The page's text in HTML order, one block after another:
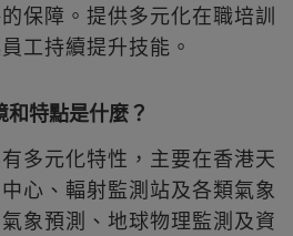
保障。提供多元化在職培訓
工持續提升技能。
特點是什麼？
多元化特性，主要在香港天
心、輻射監測站及各類氣象
象預測、地球物理監測及資